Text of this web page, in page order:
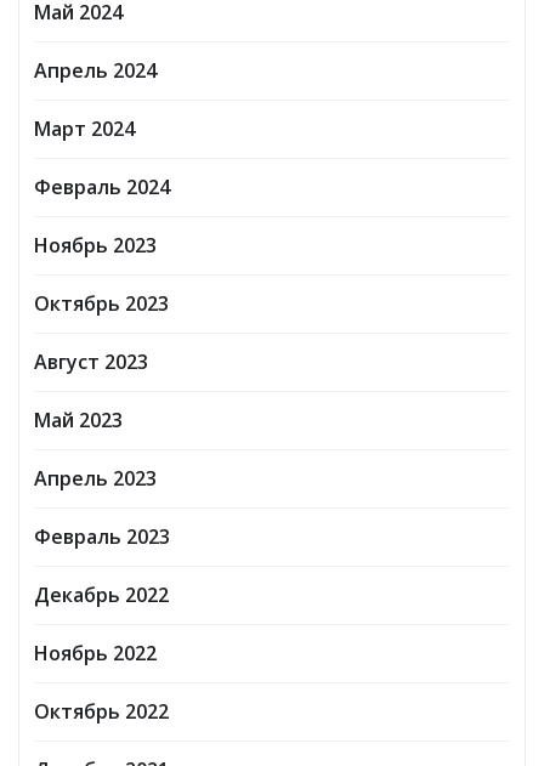
Май 2024
Апрель 2024
Март 2024
Февраль 2024
Ноябрь 2023
Октябрь 2023
Август 2023
Май 2023
Апрель 2023
Февраль 2023
Декабрь 2022
Ноябрь 2022
Октябрь 2022